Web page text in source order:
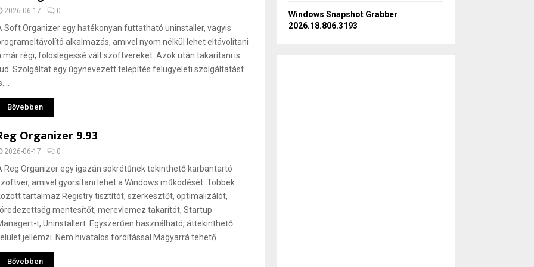
2026-06-17 0
Soft Organizer egy hatékonyan futtatható uninstaller, vagyis
alkalmazás, amivel nyom nélkül lehet eltávolítani
már régi, fölöslegessé vált szoftvereket. Azok után takarítani is
Szolgáltat egy úgynevezett telepítés felügyeleti szolgáltatást
Bővebben
Organizer 9.93
2026-06-17 0
Reg Organizer egy igazán sokrétűnek tekinthető karbantartó
amivel gyorsítani lehet a Windows működését. Többek
tartalmaz Registry tisztítót, szerkesztőt, optimalizálót,
mentesítőt, merevlemez takarítót, Startup
t, Uninstallert. Egyszerűen használható, áttekinthető
jellemzi. Nem hivatalos fordítással Magyarrá tehető....
Bővebben
Windows Snapshot Grabber
2026.18.806.3193